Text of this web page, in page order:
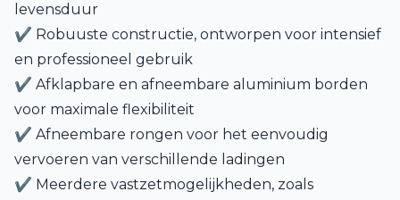
levensduur
✔ Robuuste constructie, ontworpen voor intensief
en professioneel gebruik
✔ Afklapbare en afneembare aluminium borden
voor maximale flexibiliteit
✔ Afneembare rongen voor het eenvoudig
vervoeren van verschillende ladingen
✔ Meerdere vastzetmogelijkheden, zoals